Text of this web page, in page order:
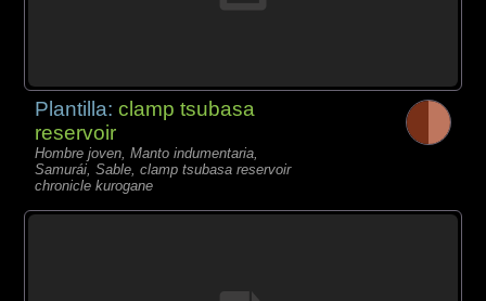
Plantilla:clamp tsubasa
reservoir
Hombre joven, Manto indumentaria,
Samurái, Sable, clamp tsubasa reservoir
chronicle kurogane